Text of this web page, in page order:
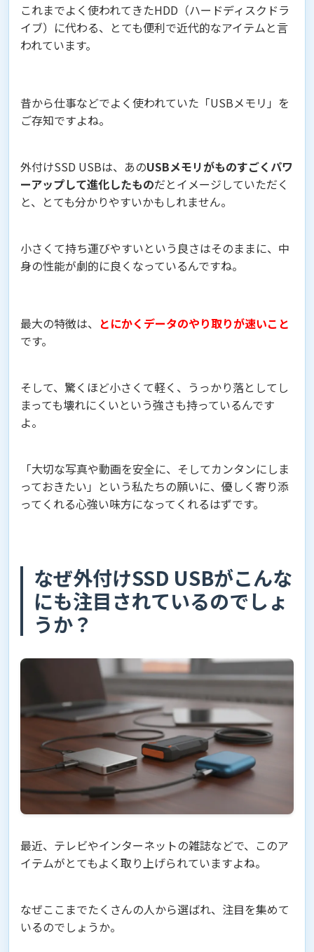
これまでよく使われてきたHDD（ハードディスクドラ
イブ）に代わる、とても便利で近代的なアイテムと言
われています。
昔から仕事などでよく使われていた「USBメモリ」を
ご存知ですよね。
外付けSSD USBは、あのUSBメモリがものすごくパワ
ーアップして進化したものだとイメージしていただく
と、とても分かりやすいかもしれません。
小さくて持ち運びやすいという良さはそのままに、中
身の性能が劇的に良くなっているんですね。
最大の特徴は、 とにかくデータのやり取りが速いこと
です。
そして、驚くほど小さくて軽く、うっかり落としてし
まっても壊れにくいという強さも持っているんです
よ。
「大切な写真や動画を安全に、そしてカンタンにしま
っておきたい」という私たちの願いに、優しく寄り添
ってくれる心強い味方になってくれるはずです。
なぜ外付けSSD USBがこんな
にも注目されているのでしょ
うか？
最近、テレビやインターネットの雑誌などで、このア
イテムがとてもよく取り上げられていますよね。
なぜここまでたくさんの人から選ばれ、注目を集めて
いるのでしょうか。